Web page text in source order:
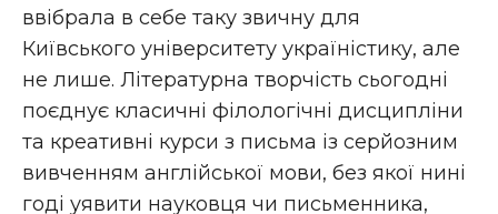
ввібрала в себе таку звичну для
Київського університету україністику, але
не лише. Літературна творчість сьогодні
поєднує класичні філологічні дисципліни
та креативні курси з письма із серйозним
вивченням англійської мови, без якої нині
годі уявити науковця чи письменника,